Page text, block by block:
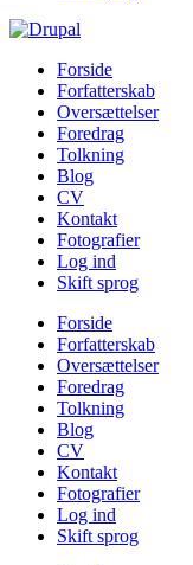
Forside
Forfatterskab
Oversættelser
Foredrag
Tolkning
Blog
CV
Kontakt
Fotografier
Log ind
Skift sprog
Forside
Forfatterskab
Oversættelser
Foredrag
Tolkning
Blog
CV
Kontakt
Fotografier
Log ind
Skift sprog